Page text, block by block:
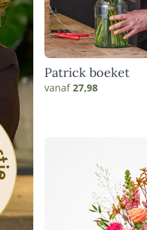
Patrick boeket
vanaf27,98